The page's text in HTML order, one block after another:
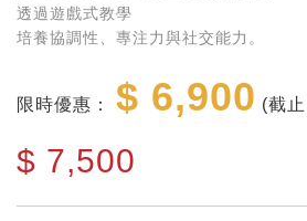
透過遊戲式教學
培養協調性、專注力與社交能力。
限時優惠： $ 6,900 (截
$ 7,500